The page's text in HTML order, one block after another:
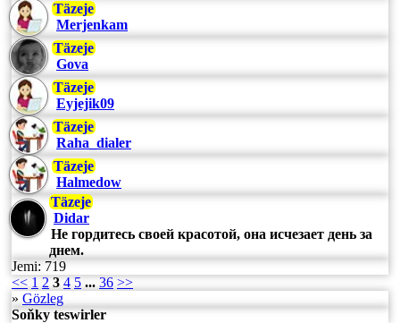
Täzeje
Merjenkam
Täzeje
Gova
Täzeje
Eyjejik09
Täzeje
Raha_dialer
Täzeje
Halmedow
Täzeje
Didar
Не гордитесь своей красотой, она исчезает день за
днем.
Jemi: 719
<< 1 2 3 4 5 ... 36 >>
» Gözleg
Soňky teswirler